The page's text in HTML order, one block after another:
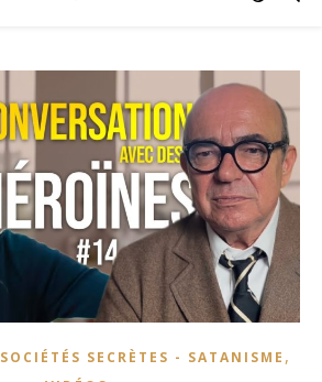
SOCIÉTÉS SECRÈTES - SATANISME ,